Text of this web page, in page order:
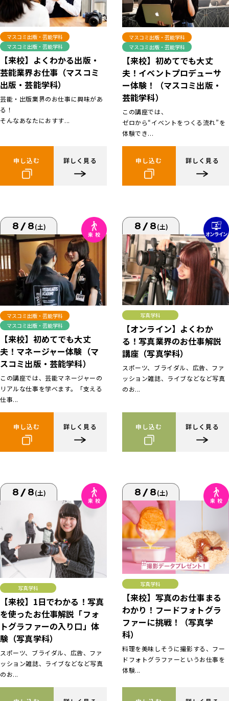
マスコミ出版・芸能学科
マスコミ出版・芸能学科
【来校】よくわかる出版・
芸能業界お仕事（マスコミ
出版・芸能学科）
芸能・出版業界のお仕事に興味があ
る！
そんなあなたにおすす...
申し込む 詳しく見る
マスコミ出版・芸能学科
マスコミ出版・芸能学科
【来校】初めてでも大丈
夫！イベントプロデューサ
ー体験！（マスコミ出版・
芸能学科）
この講座では、
ゼロから“イベントをつくる流れ”を
体験でき...
申し込む 詳しく見る
8/8(土)
マスコミ出版・芸能学科
マスコミ出版・芸能学科
【来校】初めてでも大丈
夫！マネージャー体験（マ
スコミ出版・芸能学科）
この講座では、芸能マネージャーの
リアルな仕事を学べます。「支える
仕事...
申し込む 詳しく見る
8/8(土)
写真学科
【オンライン】よくわか
る！写真業界のお仕事解説
講座（写真学科）
スポーツ、ブライダル、広告、ファ
ッション雑誌、ライブなどなど写真
のお...
申し込む 詳しく見る
8/8(土)
写真学科
【来校】1日でわかる！写真
を使ったお仕事解説「フォ
トグラファーの入り口」体
験（写真学科）
スポーツ、ブライダル、広告、ファ
ッション雑誌、ライブなどなど写真
のお...
8/8(土)
写真学科
【来校】写真のお仕事まる
わかり！フードフォトグラ
ファーに挑戦！（写真学
科）
料理を美味しそうに撮影する、フー
ドフォトグラファーというお仕事を
体験...